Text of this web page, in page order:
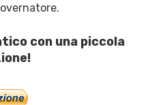
con una piccola